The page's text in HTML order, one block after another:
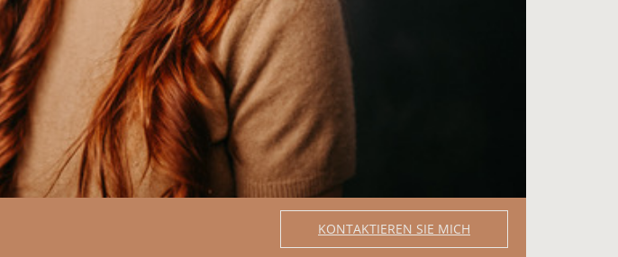
KONTAKTIEREN SIE MICH